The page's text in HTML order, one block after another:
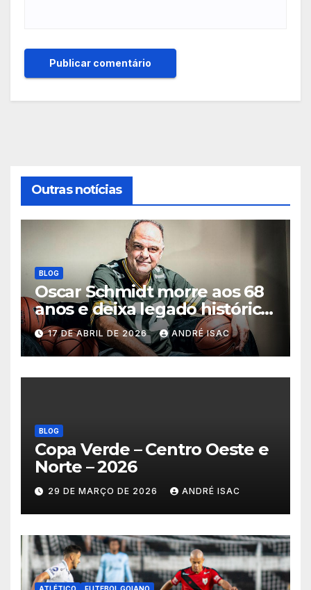
Outras notícias
BLOG
Oscar Schmidt morre aos 68
anos e deixa legado histórico
no basquete mundial
17 DE ABRIL DE 2026 ANDRÉ ISAC
BLOG
Copa Verde – Centro Oeste e
Norte – 2026
29 DE MARÇO DE 2026 ANDRÉ ISAC